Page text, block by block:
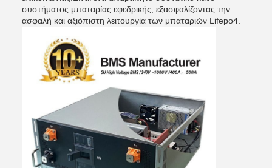
συστήματος μπαταρίας εφεδρικής, εξασφαλίζοντας την
ασφαλή και αξιόπιστη λειτουργία των μπαταριών Lifepo4.